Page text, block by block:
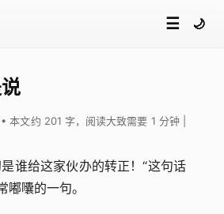
☰ 🌙
• 本文约 201 字，阅读大致需要 1 分钟
谁给这家伙办的转正！“这句话
囔的一句。